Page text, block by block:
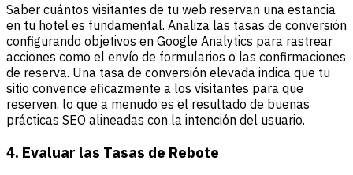
Saber cuántos visitantes de tu web reservan una estancia
en tu hotel es fundamental. Analiza las tasas de conversión
configurando objetivos en Google Analytics para rastrear
acciones como el envío de formularios o las confirmaciones
de reserva. Una tasa de conversión elevada indica que tu
sitio convence eficazmente a los visitantes para que
reserven, lo que a menudo es el resultado de buenas
prácticas SEO alineadas con la intención del usuario.
4. Evaluar las Tasas de Rebote